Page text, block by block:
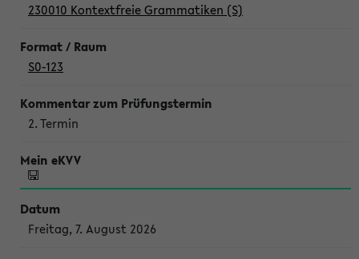
230010 Kontextfreie Grammatiken (S)
S0-123
2. Termin
Freitag, 7. August 2026